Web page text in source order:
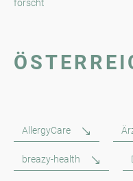
forscht
AllergyCare
breazy-health